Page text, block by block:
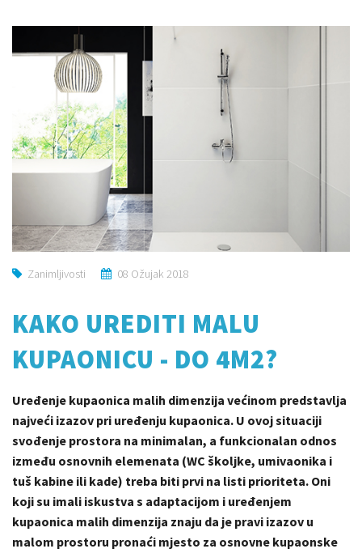
Zanimljivosti 08 Ožujak 2018
KAKO UREDITI MALU
KUPAONICU - DO 4M2?
Uređenje kupaonica malih dimenzija većinom predstavlja
najveći izazov pri uređenju kupaonica. U ovoj situaciji
svođenje prostora na minimalan, a funkcionalan odnos
između osnovnih elemenata (WC školjke, umivaonika i
tuš kabine ili kade) treba biti prvi na listi prioriteta. Oni
koji su imali iskustva s adaptacijom i uređenjem
kupaonica malih dimenzija znaju da je pravi izazov u
malom prostoru pronaći mjesto za osnovne kupaonske